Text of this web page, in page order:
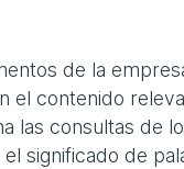
de la
el contenido
las consultas de
significado de